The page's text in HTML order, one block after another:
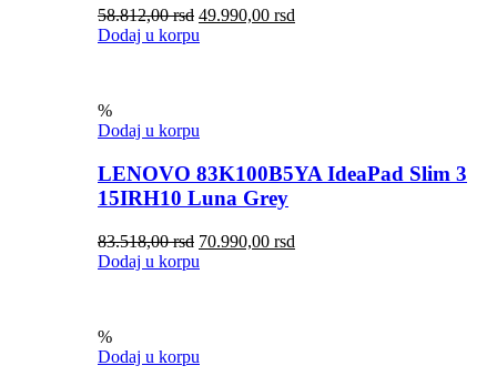
58.812,00rsd 49.990,00 rsd
Dodaj u korpu
%
Dodaj u korpu
LENOVO 83K100B5YA IdeaPad Slim 3
15IRH10 Luna Grey
83.518,00rsd 70.990,00 rsd
Dodaj u korpu
%
Dodaj u korpu